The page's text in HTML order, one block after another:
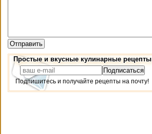
Простые и вкусные кулинарные рецепты
Подпишитесь и получайте рецепты на почту!